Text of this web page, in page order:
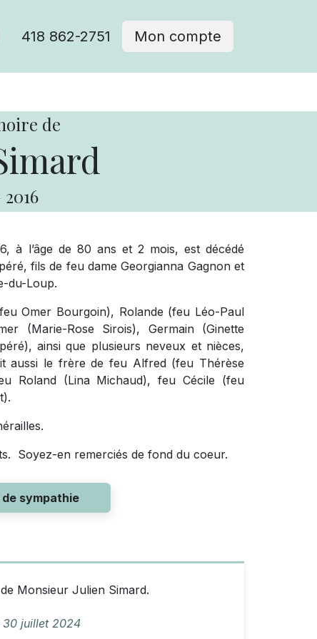
418 862-2751 Mon compte
de
2016
à l’âge de 80 ans et 2 mois, est décédé
fils de feu dame Georgianna Gagnon et
du-Loup.
Omer Bourgoin), Rolande (feu Léo-Paul
(Marie-Rose Sirois), Germain (Ginette
ainsi que plusieurs neveux et nièces,
aussi le frère de feu Alfred (feu Thérèse
Roland (Lina Michaud), feu Cécile (feu
Soyez-en remerciés de fond du coeur.
sympathie
Monsieur Julien Simard.
30 juillet 2024